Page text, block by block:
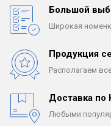
Большой
Широкая
Продукция
Располагаем
Доставка по
Любыми